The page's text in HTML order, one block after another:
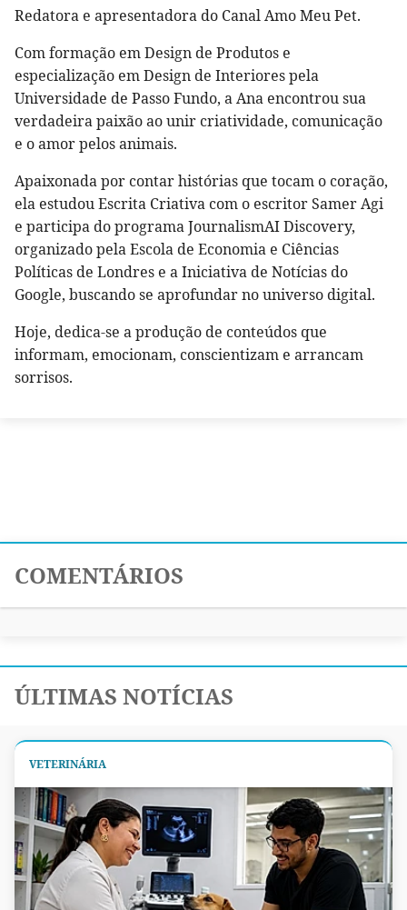
Redatora e apresentadora do Canal Amo Meu Pet.
Com formação em Design de Produtos e
especialização em Design de Interiores pela
Universidade de Passo Fundo, a Ana encontrou sua
verdadeira paixão ao unir criatividade, comunicação
e o amor pelos animais.
Apaixonada por contar histórias que tocam o coração,
ela estudou Escrita Criativa com o escritor Samer Agi
e participa do programa JournalismAI Discovery,
organizado pela Escola de Economia e Ciências
Políticas de Londres e a Iniciativa de Notícias do
Google, buscando se aprofundar no universo digital.
Hoje, dedica-se a produção de conteúdos que
informam, emocionam, conscientizam e arrancam
sorrisos.
COMENTÁRIOS
ÚLTIMAS NOTÍCIAS
VETERINÁRIA